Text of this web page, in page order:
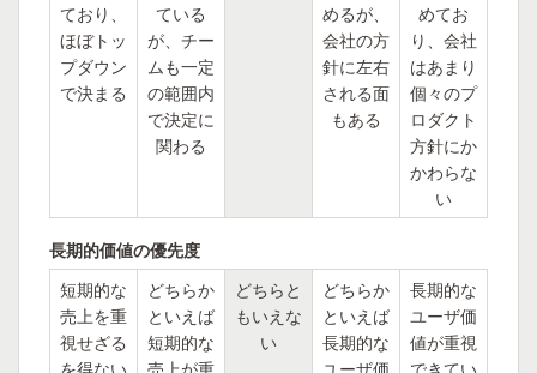
ており、
ほぼトッ
プダウン
で決まる
ている
が、チー
ムも一定
の範囲内
で決定に
関わる
めるが、
会社の方
針に左右
される面
もある
めてお
り、会社
はあまり
個々のプ
ロダクト
方針にか
かわらな
い
長期的価値の優先度
短期的な
売上を重
視せざる
を得ない
どちらか
といえば
短期的な
売上が重
どちらと
もいえな
い
どちらか
といえば
長期的な
ユーザ価
長期的な
ユーザ価
値が重視
できてい